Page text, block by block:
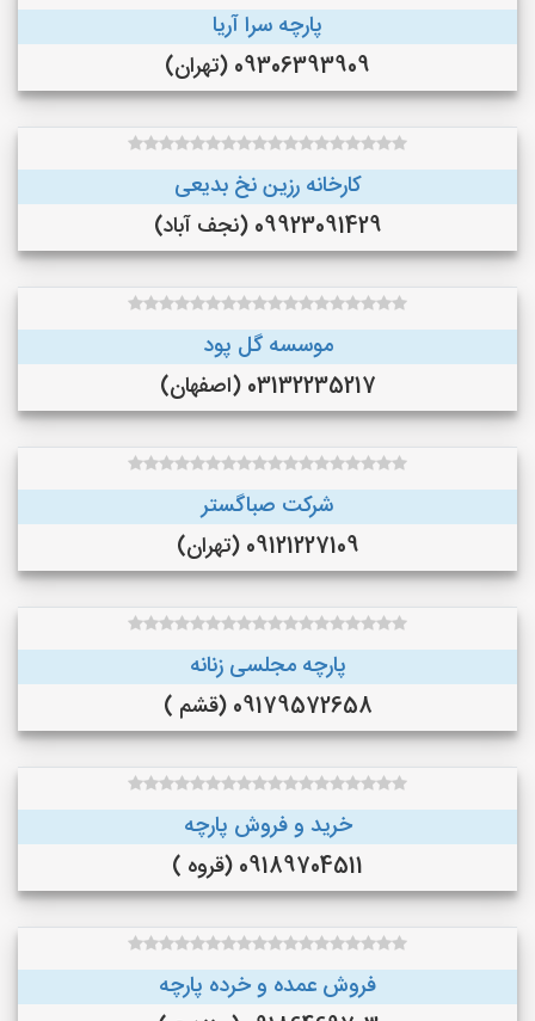
پارچه سرا آریا
09306393909 (تهران)
کارخانه رزین نخ بدیعی
09923091429 (نجف‌ آباد)
موسسه گل پود
03132235217 (اصفهان)
شرکت صباگستر
09121227109 (تهران)
پارچه مجلسی زنانه
09179572658 (قشم )
خرید و فروش پارچه
09189704511 (قروه )
فروش عمده و خرده پارچه